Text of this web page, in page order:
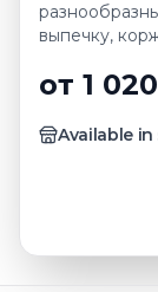
выпечку,
от 1
Available